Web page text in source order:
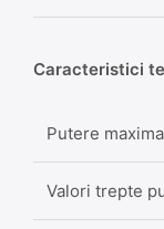
Caracteristici
Putere maxima
Valori trepte